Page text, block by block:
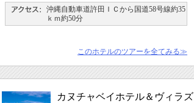
沖縄自動車道許田ＩＣから国道58号線約35
ｋｍ約50分
このホテルのツアーを全てみる≫
カヌチャベイホテル＆ヴィラズ